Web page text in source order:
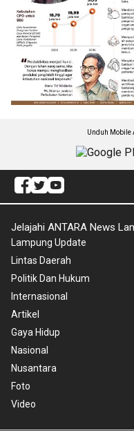
Unduh Mobile
Jelajahi ANTARA News
Lampung Update
Lintas Daerah
Politik Dan Hukum
Internasional
Artikel
Gaya Hidup
Nasional
Nusantara
Foto
Video